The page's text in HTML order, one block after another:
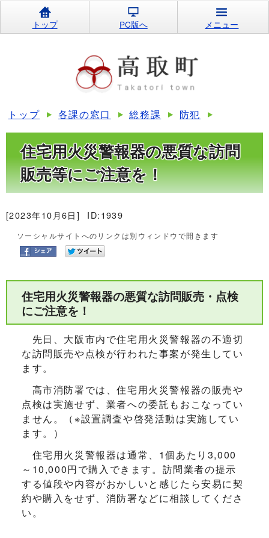
トップ PC版へ メニュー
トップ 各課の窓口 総務課 防犯
住宅用火災警報器の悪質な訪問
販売等にご注意を！
[2023年10月6日] ID:1939
ソーシャルサイトへのリンクは別ウィンドウで開きます
住宅用火災警報器の悪質な訪問販売・点検
にご注意を！
先日、大阪市内で住宅用火災警報器の不適切
な訪問販売や点検が行われた事案が発生してい
ます。
高市消防署では、住宅用火災警報器の販売や
点検は実施せず、業者への委託もおこなってい
ません。（※設置調査や啓発活動は実施してい
ます。）
住宅用火災警報器は通常、1個あたり3,000
～10,000円で購入できます。訪問業者の提示
する値段や内容がおかしいと感じたら安易に契
約や購入をせず、消防署などに相談してくださ
い。